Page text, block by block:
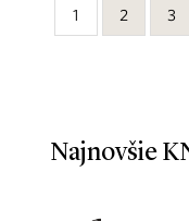
1 2 3
Najnovšie